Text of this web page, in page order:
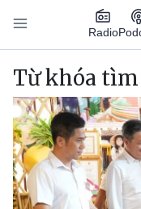
Nhảy đến nội dung
Radio
Main
Từ khóa